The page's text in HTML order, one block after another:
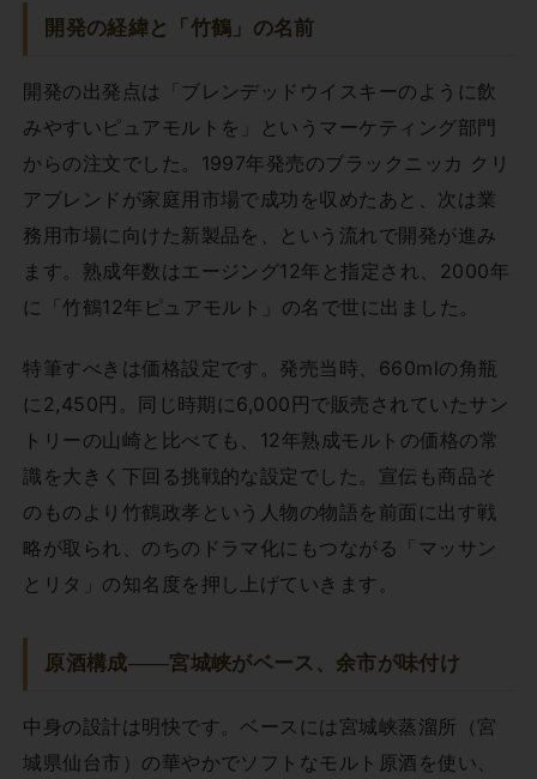
開発の経緯と「竹鶴」の名前
開発の出発点は「ブレンデッドウイスキーのように飲
みやすいピュアモルトを」というマーケティング部門
からの注文でした。1997年発売のブラックニッカ クリ
アブレンドが家庭用市場で成功を収めたあと、次は業
務用市場に向けた新製品を、という流れで開発が進み
ます。熟成年数はエージング12年と指定され、2000年
に「竹鶴12年ピュアモルト」の名で世に出ました。
特筆すべきは価格設定です。発売当時、660mlの角瓶
に2,450円。同じ時期に6,000円で販売されていたサン
トリーの山崎と比べても、12年熟成モルトの価格の常
識を大きく下回る挑戦的な設定でした。宣伝も商品そ
のものより竹鶴政孝という人物の物語を前面に出す戦
略が取られ、のちのドラマ化にもつながる「マッサン
とリタ」の知名度を押し上げていきます。
原酒構成——宮城峡がベース、余市が味付け
中身の設計は明快です。ベースには宮城峡蒸溜所（宮
城県仙台市）の華やかでソフトなモルト原酒を使い、